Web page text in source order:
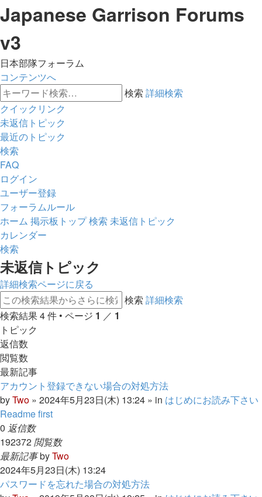
Japanese Garrison Forums
v3
日本部隊フォーラム
コンテンツへ
検索 詳細検索
クイックリンク
未返信トピック
最近のトピック
検索
FAQ
ログイン
ユーザー登録
フォーラムルール
ホーム 掲示板トップ検索 未返信トピック
カレンダー
検索
未返信トピック
詳細検索ページに戻る
検索 詳細検索
検索結果 4 件 • ページ 1 ／ 1
トピック
返信数
閲覧数
最新記事
アカウント登録できない場合の対処方法
byTwo » 2024年5月23日(木) 13:24 » in はじめにお読み下さい
Readme first
0 返信数
192372閲覧数
最新記事byTwo
2024年5月23日(木) 13:24
パスワードを忘れた場合の対処方法